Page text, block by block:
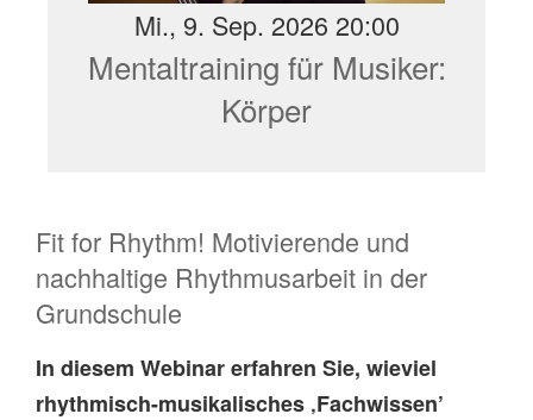
Mi., 9. Sep. 2026 20:00
Mentaltraining für Musiker:
Körper
Fit for Rhythm! Motivierende und
nachhaltige Rhythmusarbeit in der
Grundschule
In diesem Webinar erfahren Sie, wieviel
rhythmisch-musikalisches ‚Fachwissen’